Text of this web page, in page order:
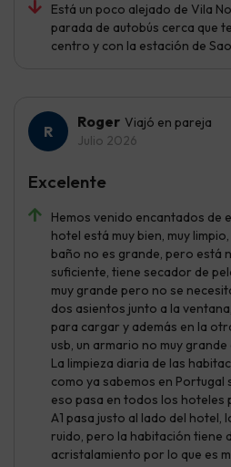
Está un poco alejado de Vila
parada de autobús cerca que
centro y con la estación de
Roger Viajó en pareja
Julio 2026
Hemos venido encantados de
hotel está muy bien, muy
baño no es grande, pero está
suficiente, tiene secador de
muy grande pero no se
dos asientos junto a la
para cargar y además en la
usb, un armario no muy
La limpieza diaria de las
como ya sabemos en Portugal
eso pasa en todos los hoteles
A1 pasa justo al lado del hotel,
ruido, pero la habitación tiene
acristalamiento por lo que es
Excelente